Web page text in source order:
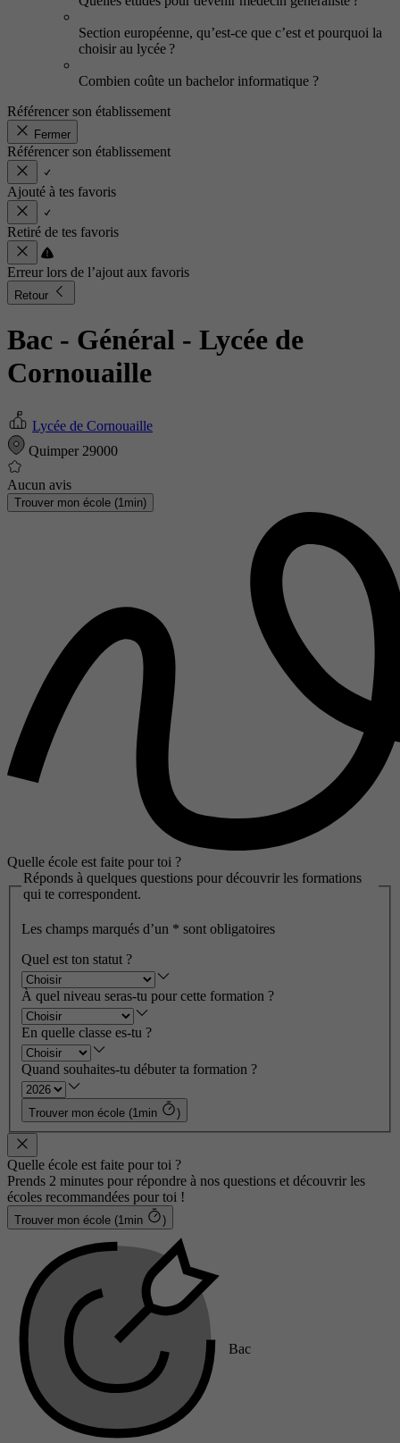
Section européenne, qu’est-ce que c’est et pourquoi la
choisir au lycée ?
Combien coûte un bachelor informatique ?
Référencer son établissement
Fermer
Référencer son établissement
Ajouté à tes favoris
Retiré de tes favoris
Erreur lors de l’ajout aux favoris
Retour
Bac - Général - Lycée de
Cornouaille
Lycée de Cornouaille
Quimper 29000
Aucun avis
Trouver mon école (1min)
Quelle école est faite pour toi ?
Réponds à quelques questions pour découvrir les formations
qui te correspondent.
Les champs marqués d’un * sont obligatoires
Quel est ton statut ?
À quel niveau seras-tu pour cette formation ?
En quelle classe es-tu ?
Quand souhaites-tu débuter ta formation ?
Trouver mon école (1min )
Quelle école est faite pour toi ?
Prends 2 minutes pour répondre à nos questions et découvrir les
écoles recommandées pour toi !
Trouver mon école (1min )
Bac